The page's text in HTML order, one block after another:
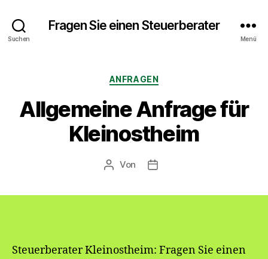
Suchen
Fragen Sie einen Steuerberater
Menü
Kategorien
ANFRAGEN
Allgemeine Anfrage für
Kleinostheim
Beitragsautor
Von Veröffentlichungsdatum
Steuerberater Kleinostheim: Fragen Sie einen